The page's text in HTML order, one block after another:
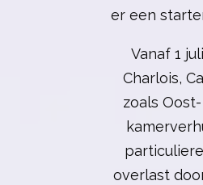
er een
Vanaf 1
Charlois,
zoals
overlast